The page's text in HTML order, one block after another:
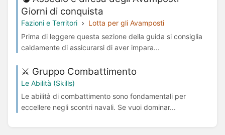
Giorni di conquista
Fazioni e Territori
Lotta per gli Avamposti
Prima di leggere questa sezione della guida si consiglia
caldamente di assicurarsi di aver impara...
⚔️ Gruppo Combattimento
Le Abilità (Skills)
Le abilità di combattimento sono fondamentali per
eccellere negli scontri navali. Se vuoi dominar...